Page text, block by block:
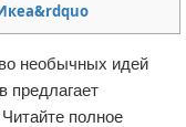
необычных идей
предлагает
полное